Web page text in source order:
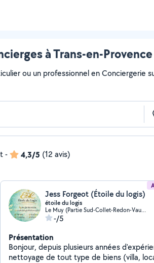
à Trans-en-
ou un professionnel en Conciergerie
- 4,3/5 (12 avis)
Jess Forgeot (Étoile du logis)
étoile du logis
Le Muy (Partie Sud-Collet-Redon-Vauses-Testavins)
-/5
Présentation
Bonjour, depuis plusieurs années
nettoyage de tout type de biens (villa,